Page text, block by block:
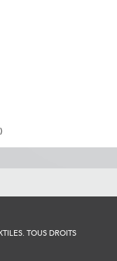
TOUS DROITS